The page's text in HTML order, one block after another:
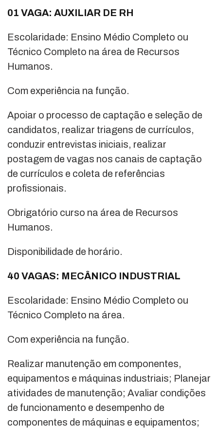
01 VAGA: AUXILIAR DE RH
Escolaridade: Ensino Médio Completo ou
Técnico Completo na área de Recursos
Humanos.
Com experiência na função.
Apoiar o processo de captação e seleção de
candidatos, realizar triagens de currículos,
conduzir entrevistas iniciais, realizar
postagem de vagas nos canais de captação
de currículos e coleta de referências
profissionais.
Obrigatório curso na área de Recursos
Humanos.
Disponibilidade de horário.
40 VAGAS: MECÂNICO INDUSTRIAL
Escolaridade: Ensino Médio Completo ou
Técnico Completo na área.
Com experiência na função.
Realizar manutenção em componentes,
equipamentos e máquinas industriais; Planejar
atividades de manutenção; Avaliar condições
de funcionamento e desempenho de
componentes de máquinas e equipamentos;